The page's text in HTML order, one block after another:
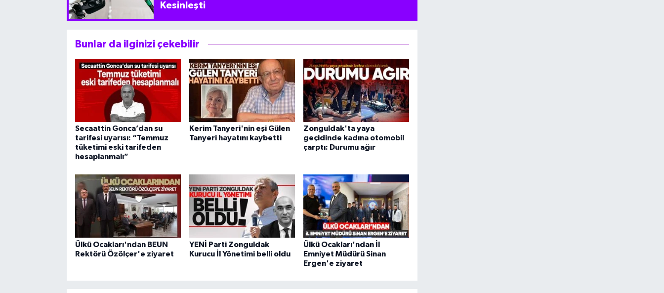
Kesinleşti
Bunlar da ilginizi çekebilir
Secaattin Gonca’dan su
tarifesi uyarısı: “Temmuz
tüketimi eski tarifeden
hesaplanmalı”
Kerim Tanyeri'nin eşi Gülen
Tanyeri hayatını kaybetti
Zonguldak'ta yaya
geçidinde kadına otomobil
çarptı: Durumu ağır
Ülkü Ocakları'ndan BEUN
Rektörü Özölçer'e ziyaret
YENİ Parti Zonguldak
Kurucu İl Yönetimi belli oldu
Ülkü Ocakları'ndan İl
Emniyet Müdürü Sinan
Ergen'e ziyaret